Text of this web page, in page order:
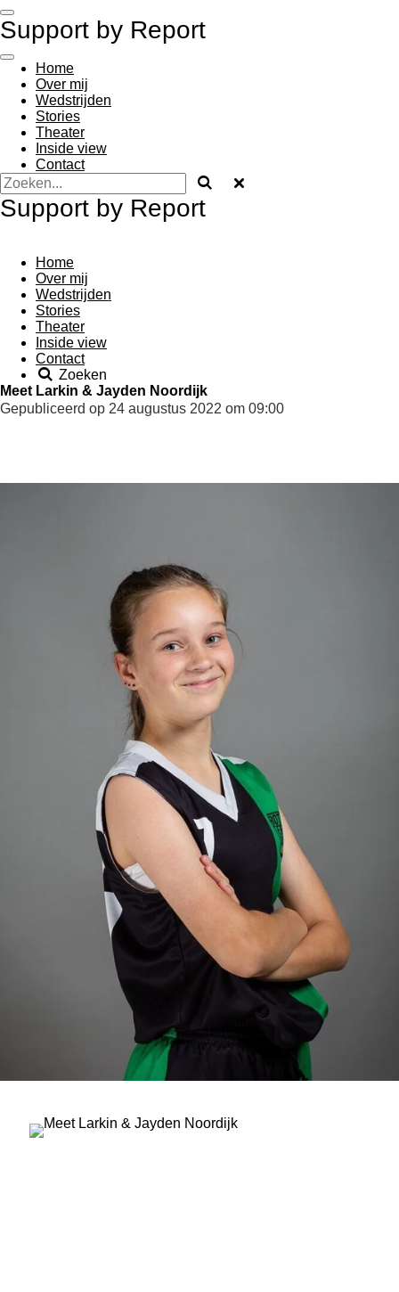
Ga
direct
naar
de
hoofdinhoud
Support by Report
Home
Over mij
Wedstrijden
Stories
Theater
Inside view
Contact
Support by Report
Home
Over mij
Wedstrijden
Stories
Theater
Inside view
Contact
Zoeken
Meet Larkin & Jayden Noordijk
Gepubliceerd op 24 augustus 2022 om 09:00